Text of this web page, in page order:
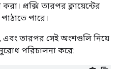
প্রক্সি তারপর ক্লায়েন্টের
পারে।
এবং তারপর সেই অংশগুলি নিয়ে
পরিচালনা করে: